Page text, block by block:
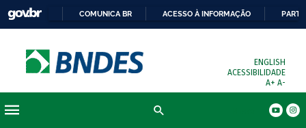
COMUNICA BR ACESSO À INFORMAÇÃO
ENGLISH
ACESSIBILIDADE
A+ A-